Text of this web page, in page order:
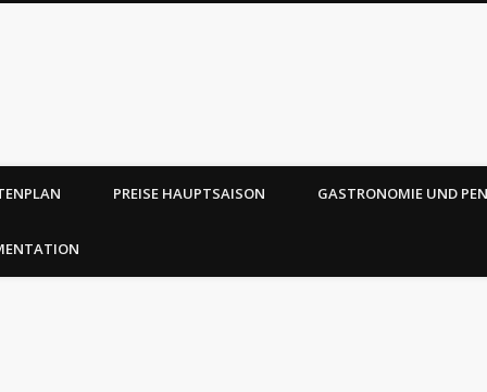
PREISE HAUPTSAISON GASTRONOMIE UND